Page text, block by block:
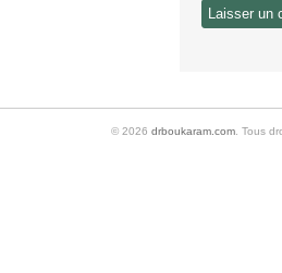
© 2026 drboukaram.com . Tous